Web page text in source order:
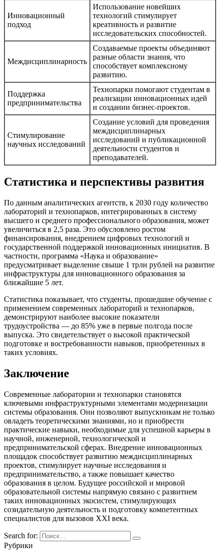
Инновационный
подход
Использование новейших
технологий стимулирует
креативность и развитие
исследовательских способностей.
Междисциплинарность
Создаваемые проекты объединяют
разные области знания, что
способствует комплексному
развитию.
Поддержка
предпринимательства
Технопарки помогают студентам в
реализации инновационных идей
и создании бизнес-проектов.
Стимулирование
научных исследований
Создание условий для проведения
междисциплинарных
исследований и публикационной
деятельности студентов и
преподавателей.
Статистика и перспективы развития
По данным аналитических агентств, к 2030 году количество
лабораторий и технопарков, интегрированных в систему
высшего и среднего профессионального образования, может
увеличиться в 2,5 раза. Это обусловлено ростом
финансирования, внедрением цифровых технологий и
государственной поддержкой инновационных инициатив. В
частности, программа «Наука и образование»
предусматривает выделение свыше 1 трлн рублей на развитие
инфраструктуры для инновационного образования за
ближайшие 5 лет.
Статистика показывает, что студенты, прошедшие обучение с
применением современных лабораторий и технопарков,
демонстрируют наиболее высокие показатели
трудоустройства — до 85% уже в первые полгода после
выпуска. Это свидетельствует о высокой практической
подготовке и востребованности навыков, приобретенных в
таких условиях.
Заключение
Современные лаборатории и технопарки становятся
ключевыми инфраструктурными элементами модернизации
системы образования. Они позволяют выпускникам не только
овладеть теоретическими знаниями, но и приобрести
практические навыки, необходимые для успешной карьеры в
научной, инженерной, технологической и
предпринимательской сферах. Внедрение инновационных
площадок способствует развитию междисциплинарных
проектов, стимулирует научные исследования и
предпринимательство, а также повышает качество
образования в целом. Будущее российской и мировой
образовательной системы напрямую связано с развитием
таких инновационных экосистем, стимулирующих
созидательную деятельность и подготовку компетентных
специалистов для вызовов XXI века.
Search for:
Рубрики